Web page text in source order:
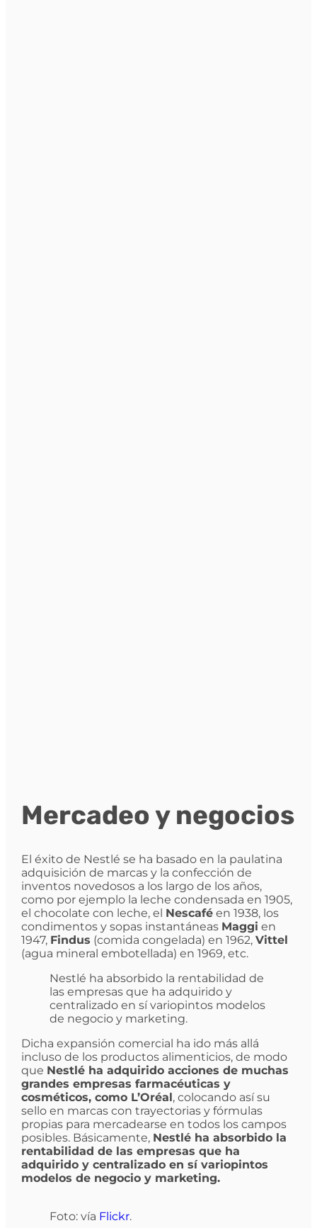
Mercadeo y negocios
El éxito de Nestlé se ha basado en la paulatina
adquisición de marcas y la confección de
inventos novedosos a los largo de los años,
como por ejemplo la leche condensada en 1905,
el chocolate con leche, el Nescaféen 1938, los
condimentos y sopas instantáneas Maggi en
1947, Findus (comida congelada) en 1962, Vittel
(agua mineral embotellada) en 1969, etc.
Nestlé ha absorbido la rentabilidad de
las empresas que ha adquirido y
centralizado en sí variopintos modelos
de negocio y marketing.
Dicha expansión comercial ha ido más allá
incluso de los productos alimenticios, de modo
que Nestlé ha adquirido acciones de muchas
grandes empresas farmacéuticas y
cosméticos, como L’Oréal, colocando así su
sello en marcas con trayectorias y fórmulas
propias para mercadearse en todos los campos
posibles. Básicamente, Nestlé ha absorbido la
rentabilidad de las empresas que ha
adquirido y centralizado en sí variopintos
modelos de negocio y marketing.
Foto: vía Flickr.